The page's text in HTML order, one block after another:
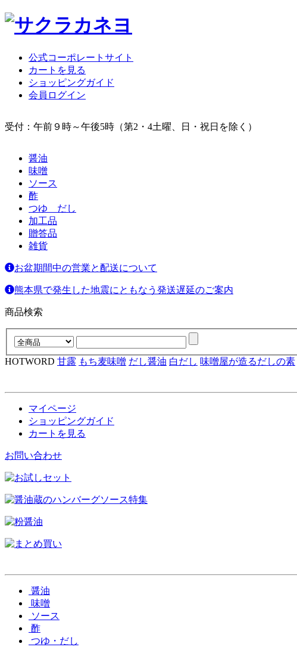
公式コーポレートサイト
カートを見る
ショッピングガイド
会員ログイン
受付：午前９時～午後5時（第2・4土曜、日・祝日を除く）
醤油
味噌
ソース
酢
つゆ だし
加工品
贈答品
雑貨
お盆期間中の営業と配送について
熊本県で発生した地震にともなう発送遅延のご案内
商品検索
HOTWORD 甘露 もち麦味噌 だし醤油 白だし 味噌屋が造るだしの素
マイページ
ショッピングガイド
カートを見る
お問い合わせ
醤油
味噌
ソース
酢
つゆ・だし